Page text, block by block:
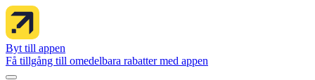
Byt till appen
Få tillgång till omedelbara rabatter med appen